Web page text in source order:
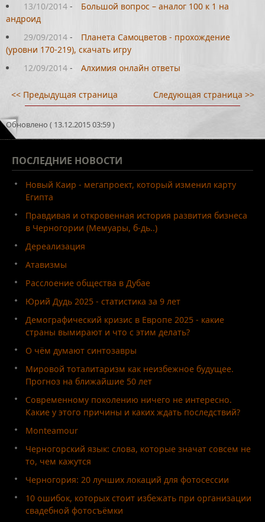
13/10/2014 -
Большой вопрос – аналог 100 к 1 на
андроид
29/09/2014 -
Планета Самоцветов - прохождение
(уровни 170-219), скачать игру
12/09/2014 - Алхимия онлайн ответы
<< Предыдущая страница Следующая страница >>
Обновлено ( 13.12.2015 03:59 )
ПОСЛЕДНИЕ НОВОСТИ
Новый Каир - мегапроект, который изменил карту
Египта
Правдивая и откровенная история развития бизнеса
в Черногории (Мемуары, б-дь..)
Дереализация
Атавизмы
Расслоение общества в Дубае
Юрий Дудь 2025 - статистика за 9 лет
Демографический кризис в Европе 2025 - какие
страны вымирают и что с этим делать?
О чём думают синтозавры
Мировой тоталитаризм как неизбежное будущее.
Прогноз на ближайшие 50 лет
Современному поколению ничего не интересно.
Какие у этого причины и каких ждать последствий?
Monteamour
Черногорский язык: слова, которые значат совсем не
то, чем кажутся
Черногория: 20 лучших локаций для фотосессии
10 ошибок, которых стоит избежать при организации
свадебной фотосъёмки